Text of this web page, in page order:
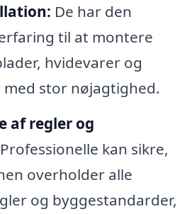
De har den
til at montere
hvidevarer og
stor nøjagtighed.
af regler og
Professionelle kan sikre,
overholder alle
og byggestandarder,